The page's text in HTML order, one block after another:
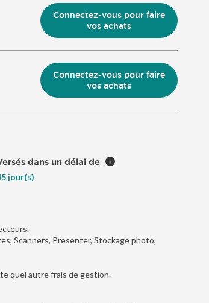
Connectez-vous pour faire
vos achats
Connectez-vous pour faire
vos achats
dans un délai de i
jour(s)
Scanners, Presenter, Stockage photo,
quel autre frais de gestion.